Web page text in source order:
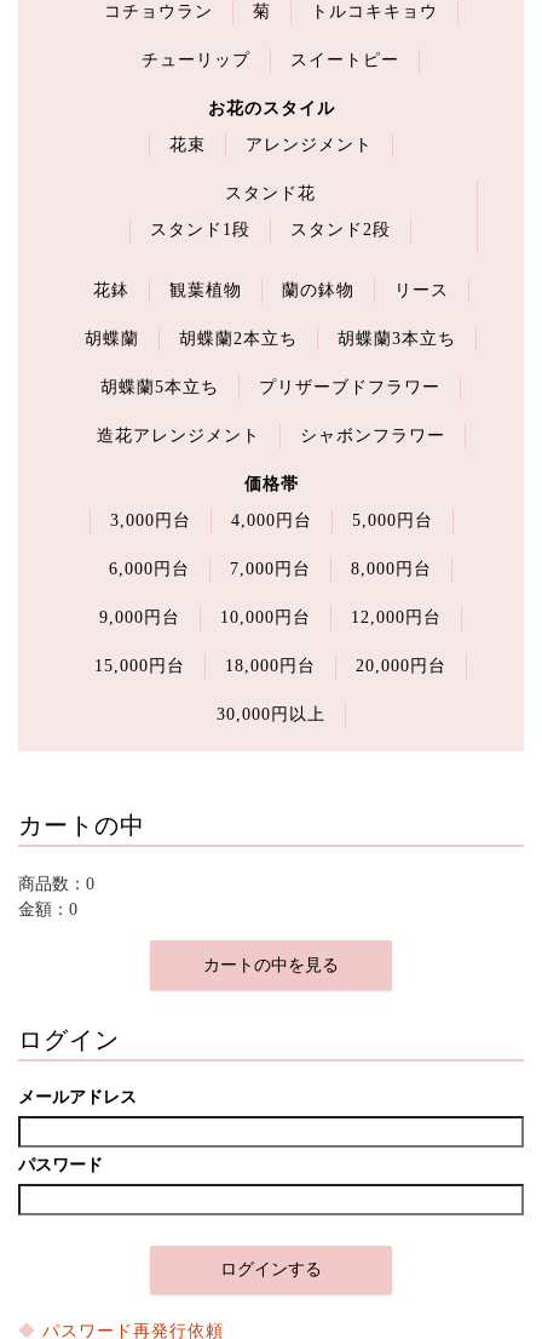
コチョウラン 菊 トルコキキョウ
チューリップ スイートピー
お花のスタイル
花束
アレンジメント
スタンド花
スタンド1段
スタンド2段
花鉢 観葉植物 蘭の鉢物 リース
胡蝶蘭 胡蝶蘭2本立ち 胡蝶蘭3本立ち
胡蝶蘭5本立ち プリザーブドフラワー
造花アレンジメント シャボンフラワー
価格帯
3,000円台
4,000円台 5,000円台
6,000円台 7,000円台 8,000円台
9,000円台 10,000円台 12,000円台
15,000円台 18,000円台 20,000円台
30,000円以上
カートの中
商品数：0
金額：0
カートの中を見る
ログイン
メールアドレス
パスワード
パスワード再発行依頼